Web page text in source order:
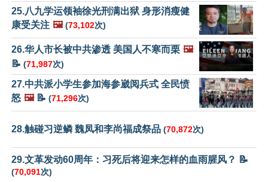
25.八九学运领袖徐光刑满出狱 身形消瘦健
康受关注 🖼️ (73,102次)
26.华人市长被中共渗透 美国人不寒而栗 🖼️
📝 (71,987次)
27.中共派小学生参加海参崴阅兵式 全民愤
怒 🖼️📝 (71,296次)
28.触碰习逆鳞 魏凤和李尚福成祭品 (70,872次)
29.文革发动60周年：习死后将迎来怎样的血雨腥风？ 📝
(70,091次)